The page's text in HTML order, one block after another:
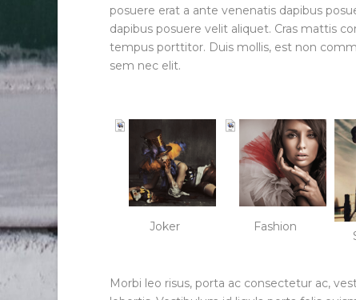
posuere erat a ante venenatis dapibus
dapibus posuere velit aliquet. Cras mattis
tempus porttitor. Duis mollis, est non
sem nec elit.
Joker Fashion
Morbi leo risus, porta ac consectetur ac,